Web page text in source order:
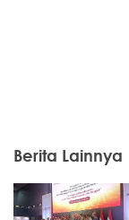
Berita Lainnya